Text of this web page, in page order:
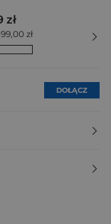
zł
zł
DOŁĄCZ